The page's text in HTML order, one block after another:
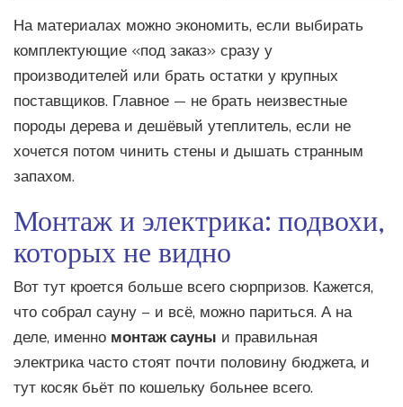
На материалах можно экономить, если выбирать
комплектующие «под заказ» сразу у
производителей или брать остатки у крупных
поставщиков. Главное — не брать неизвестные
породы дерева и дешёвый утеплитель, если не
хочется потом чинить стены и дышать странным
запахом.
Монтаж и электрика: подвохи,
которых не видно
Вот тут кроется больше всего сюрпризов. Кажется,
что собрал сауну – и всё, можно париться. А на
деле, именно монтаж сауны и правильная
электрика часто стоят почти половину бюджета, и
тут косяк бьёт по кошельку больнее всего.